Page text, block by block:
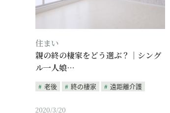
住まい
親の終の棲家をどう選ぶ？｜シング
ル一人娘…
老後 終の棲家 遠距離介護
2020/3/20